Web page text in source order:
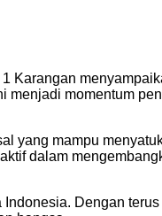
Karangan
momentum
yang mampu
dalam
Dengan